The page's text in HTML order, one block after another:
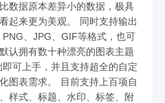
数据原本差异小的数据，极具
起来更为美观。 同时支持输出
、JPG、GIF等格式，也可
认拥有数十种漂亮的图表主题
可上手，并且支持超全的自定
图表需求。 目前支持上百项自
样式、标题、水印、标签、附